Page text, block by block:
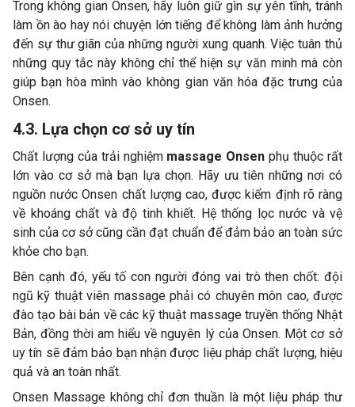
Trong không gian Onsen, hãy luôn giữ gìn sự yên tĩnh, tránh
làm ồn ào hay nói chuyện lớn tiếng để không làm ảnh hưởng
đến sự thư giãn của những người xung quanh. Việc tuân thủ
những quy tắc này không chỉ thể hiện sự văn minh mà còn
giúp bạn hòa mình vào không gian văn hóa đặc trưng của
Onsen.
4.3. Lựa chọn cơ sở uy tín
Chất lượng của trải nghiệm massage Onsen phụ thuộc rất
lớn vào cơ sở mà bạn lựa chọn. Hãy ưu tiên những nơi có
nguồn nước Onsen chất lượng cao, được kiểm định rõ ràng
về khoáng chất và độ tinh khiết. Hệ thống lọc nước và vệ
sinh của cơ sở cũng cần đạt chuẩn để đảm bảo an toàn sức
khỏe cho bạn.
Bên cạnh đó, yếu tố con người đóng vai trò then chốt: đội
ngũ kỹ thuật viên massage phải có chuyên môn cao, được
đào tạo bài bản về các kỹ thuật massage truyền thống Nhật
Bản, đồng thời am hiểu về nguyên lý của Onsen. Một cơ sở
uy tín sẽ đảm bảo bạn nhận được liệu pháp chất lượng, hiệu
quả và an toàn nhất.
Onsen Massage không chỉ đơn thuần là một liệu pháp thư